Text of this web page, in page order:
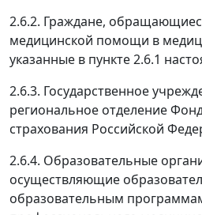
2.6.2. Граждане,
медицинской помощи в
указанные в пункте 2.6.1
2.6.3. Государственное
региональное отделение
страхования Российской
2.6.4. Образовательные
осуществляющие
образовательным